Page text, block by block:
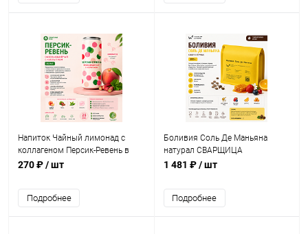
Напиток Чайный лимонад с
коллагеном Персик-Ревень в
банке 0,245 мл.
270 ₽/ шт
Подробнее
Боливия Соль Де Маньяна
натурал СВАРЩИЦА
ЕКАТЕРИНА (под фильтр) кофе
1 481 ₽/ шт
Подробнее